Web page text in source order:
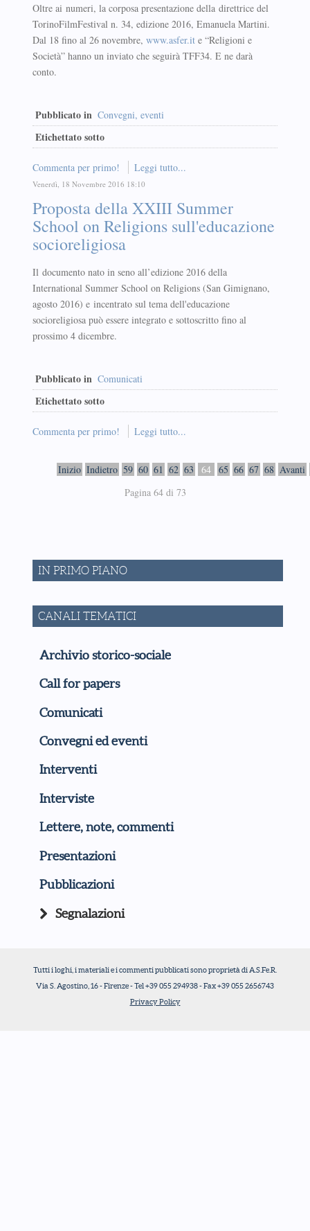
Oltre ai numeri, la corposa presentazione della direttrice del
TorinoFilmFestival n. 34, edizione 2016, Emanuela Martini.
Dal 18 fino al 26 novembre, www.asfer.ite “Religioni e
Società” hanno un inviato che seguirà TFF34. E ne darà
conto.
Pubblicato in Convegni, eventi
Etichettato sotto
Commenta per primo! Leggi tutto...
Venerdì, 18 Novembre 2016 18:10
Proposta della XXIII Summer
School on Religions sull'educazione
socioreligiosa
Il documento nato in seno all’edizione 2016 della
International Summer School on Religions (San Gimignano,
agosto 2016) e incentrato sul tema dell'educazione
socioreligiosa può essere integrato e sottoscritto fino al
prossimo 4 dicembre.
Pubblicato in Comunicati
Etichettato sotto
Commenta per primo! Leggi tutto...
Inizio Indietro 59 60 61 62 63 64 65 66 67 68 Avanti
Pagina 64 di 73
IN PRIMO PIANO
CANALI TEMATICI
Archivio storico-sociale
Call for papers
Comunicati
Convegni ed eventi
Interventi
Interviste
Lettere, note, commenti
Presentazioni
Pubblicazioni
Segnalazioni
Tutti i loghi, i materiali e i commenti pubblicati sono proprietà di A.S.Fe.R.
Via S. Agostino, 16 - Firenze - Tel +39 055 294938 - Fax +39 055 2656743
Privacy Policy